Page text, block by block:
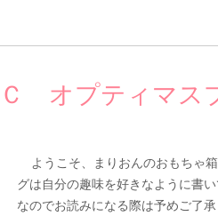
Ｃ オプティマス
ようこそ、まりおんのおもち
グは自分の趣味を好きなように書
なのでお読みになる際は予めご了